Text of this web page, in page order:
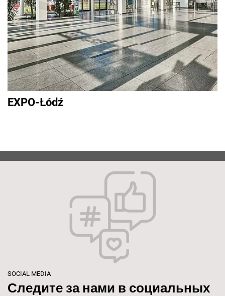
EXPO-Łódź
SOCIAL MEDIA
Следите за нами в социальных